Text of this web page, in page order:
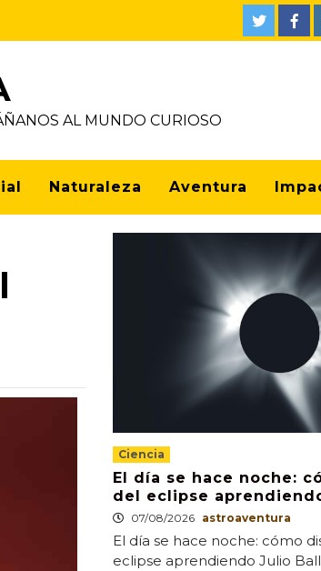
AL MUNDO CURIOSO
Naturaleza Aventura
Ciencia
El día se hace noche:
del eclipse
07/08/2026 astroaventura
El día se hace noche: cómo
eclipse aprendiendo Julio